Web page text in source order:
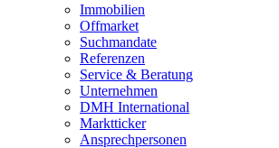
Immobilien
Offmarket
Suchmandate
Referenzen
Service & Beratung
Unternehmen
DMH International
Marktticker
Ansprechpersonen